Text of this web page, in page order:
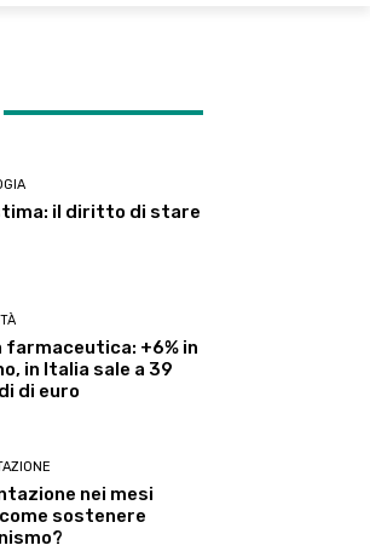
il diritto di stare
farmaceutica: +6% in
in Italia sale a 39
di euro
nei mesi
sostenere